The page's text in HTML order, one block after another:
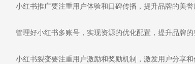
小红书推广要注重用户体验和口碑传播，提升品牌的美誉
管理好小红书多账号，实现资源的优化配置，提升品牌的
小红书裂变要注重用户激励和奖励机制，激发用户分享和